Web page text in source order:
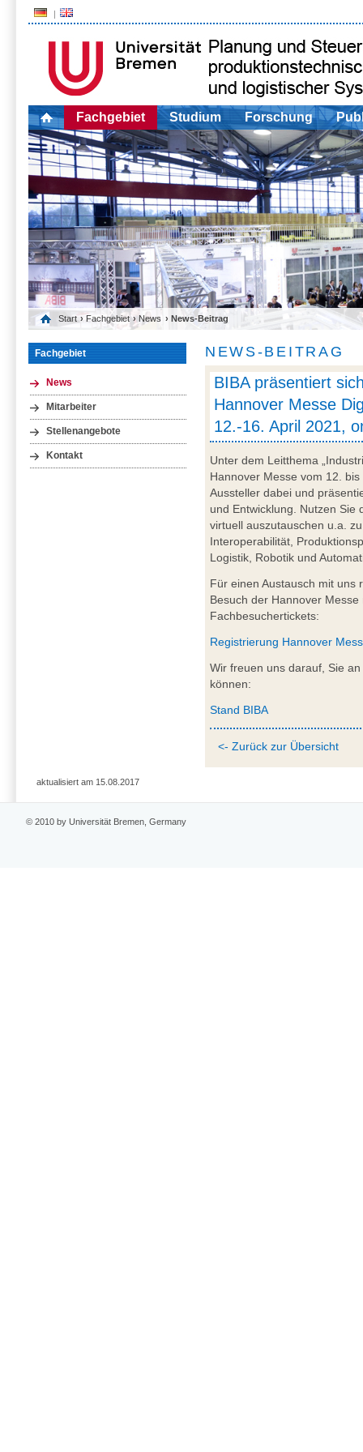
Fachgebiet Studium Forschung
Start › Fachgebiet › News › News-Beitrag
Fachgebiet
News
Mitarbeiter
Stellenangebote
Kontakt
NEWS-BEITRAG
BIBA präsentiert
Hannover Messe
12.-16. April 2021,
Unter dem Leitthema
Hannover Messe vom 12.
Aussteller dabei und
und Entwicklung. Nutzen Sie
virtuell auszutauschen u.a.
Interoperabilität,
Logistik, Robotik und
Für einen Austausch mit uns
Besuch der Hannover
Fachbesuchertickets:
Registrierung Hannover
Wir freuen uns darauf, Sie
können:
Stand BIBA
<- Zurück zur Übersicht
aktualisiert am 15.08.2017
© 2010 by Universität Bremen, Germany